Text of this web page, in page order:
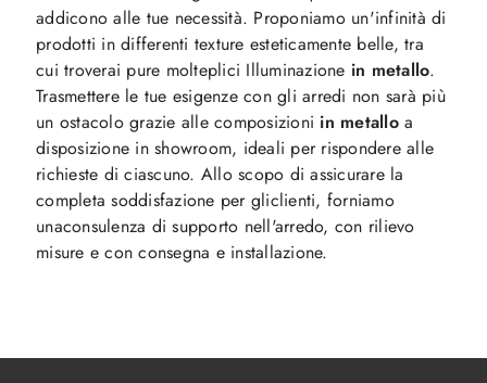
addicono alle tue necessità. Proponiamo un'infinità di
prodotti in differenti texture esteticamente belle, tra
cui troverai pure molteplici Illuminazione in metallo.
Trasmettere le tue esigenze con gli arredi non sarà più
un ostacolo grazie alle composizioni in metalloa
disposizione in showroom, ideali per rispondere alle
richieste di ciascuno. Allo scopo di assicurare la
completa soddisfazione per gliclienti, forniamo
unaconsulenza di supporto nell'arredo, con rilievo
misure e con consegna e installazione.